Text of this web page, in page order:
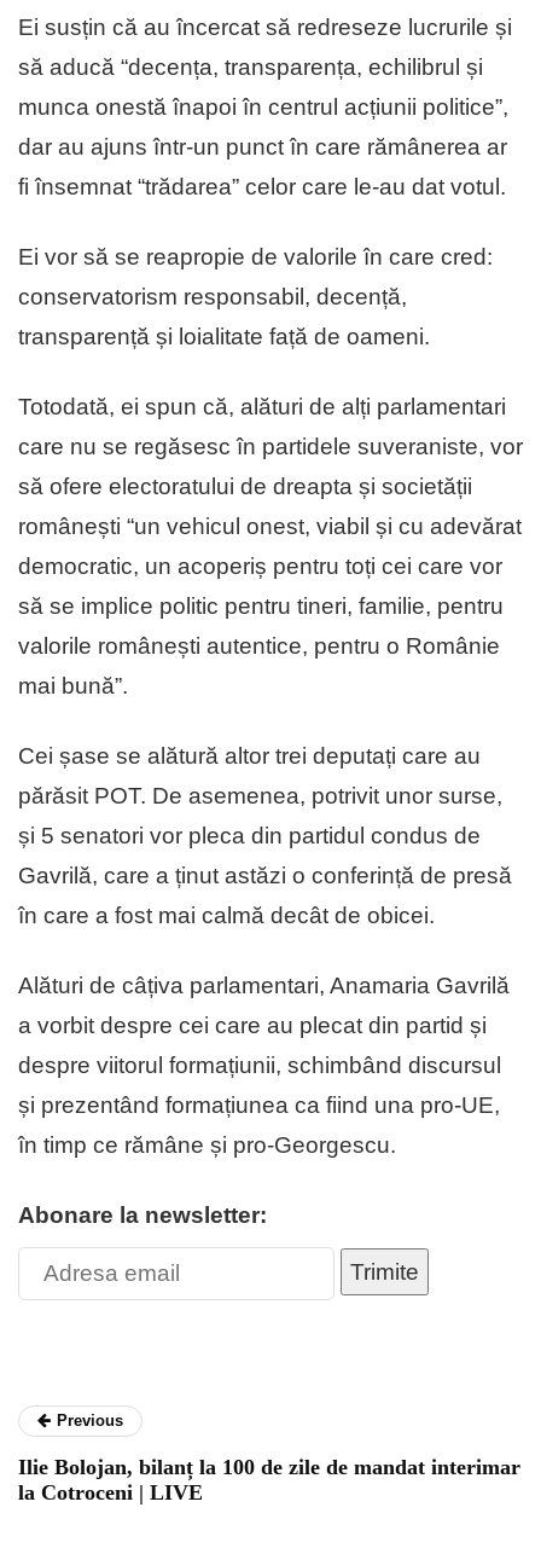
Ei susțin că au încercat să redreseze lucrurile și
să aducă “decența, transparența, echilibrul și
munca onestă înapoi în centrul acțiunii politice”,
dar au ajuns într-un punct în care rămânerea ar
fi însemnat “trădarea” celor care le-au dat votul.
Ei vor să se reapropie de valorile în care cred:
conservatorism responsabil, decență,
transparență și loialitate față de oameni.
Totodată, ei spun că, alături de alți parlamentari
care nu se regăsesc în partidele suveraniste, vor
să ofere electoratului de dreapta și societății
românești “un vehicul onest, viabil și cu adevărat
democratic, un acoperiș pentru toți cei care vor
să se implice politic pentru tineri, familie, pentru
valorile românești autentice, pentru o Românie
mai bună”.
Cei șase se alătură altor trei deputați care au
părăsit POT. De asemenea, potrivit unor surse,
și 5 senatori vor pleca din partidul condus de
Gavrilă, care a ținut astăzi o conferință de presă
în care a fost mai calmă decât de obicei.
Alături de câțiva parlamentari, Anamaria Gavrilă
a vorbit despre cei care au plecat din partid și
despre viitorul formațiunii, schimbând discursul
și prezentând formațiunea ca fiind una pro-UE,
în timp ce rămâne și pro-Georgescu.
Abonare la newsletter:
Trimite
Previous
Ilie Bolojan, bilanț la 100 de zile de mandat interimar
la Cotroceni | LIVE